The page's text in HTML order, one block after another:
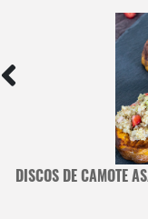
DISCOS DE CAMOTE